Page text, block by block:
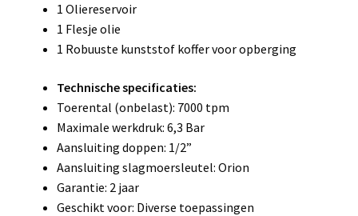
1 Oliereservoir
1 Flesje olie
1 Robuuste kunststof koffer voor opberging
Technische specificaties:
Toerental (onbelast): 7000 tpm
Maximale werkdruk: 6,3 Bar
Aansluiting doppen: 1/2”
Aansluiting slagmoersleutel: Orion
Garantie: 2 jaar
Geschikt voor: Diverse toepassingen